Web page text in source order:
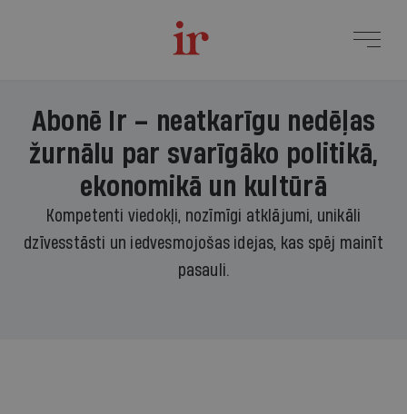
Abonē Ir – neatkarīgu nedēļas
žurnālu par svarīgāko politikā,
ekonomikā un kultūrā
Kompetenti viedokļi, nozīmīgi atklājumi, unikāli
dzīvesstāsti un iedvesmojošas idejas, kas spēj mainīt
pasauli.